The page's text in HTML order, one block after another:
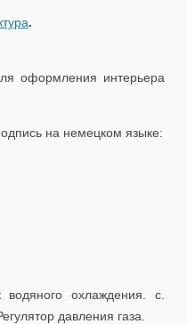
.
оформления интерьера
на немецком языке:
охлаждения. с.
давления газа.